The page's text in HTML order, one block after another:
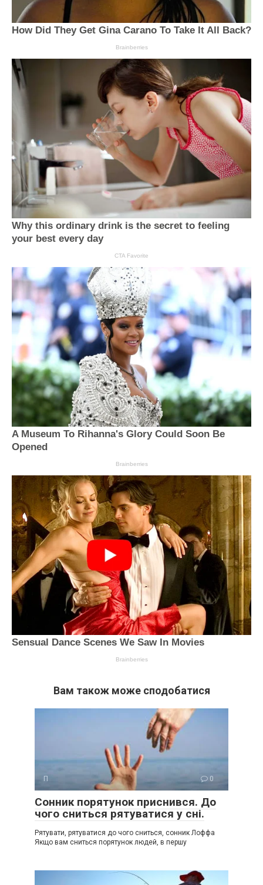
Вам також може сподобатися
П 0
Сонник порятунок приснився. До
чого сниться рятуватися у сні.
Рятувати, рятуватися до чого сниться, сонник Лоффа
Якщо вам сниться порятунок людей, в першу